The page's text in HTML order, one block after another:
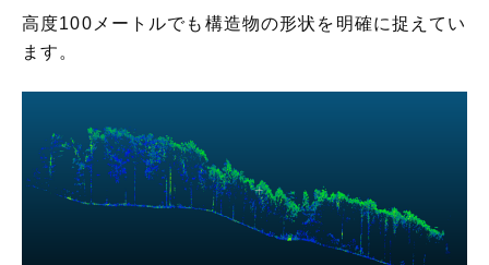
高度100メートルでも構造物の形状を明確に捉えてい
ます。